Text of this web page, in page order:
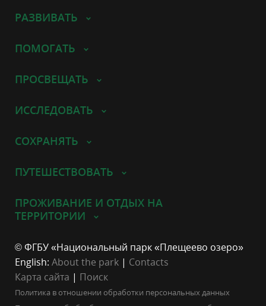
РАЗВИВАТЬ
ПОМОГАТЬ
ПРОСВЕЩАТЬ
ИССЛЕДОВАТЬ
СОХРАНЯТЬ
ПУТЕШЕСТВОВАТЬ
ПРОЖИВАНИЕ И ОТДЫХ НА
ТЕРРИТОРИИ
© ФГБУ «Национальный парк «Плещеево озеро»
English: About the park | Contacts
Карта сайта | Поиск
Политика в отношении обработки персональных данных